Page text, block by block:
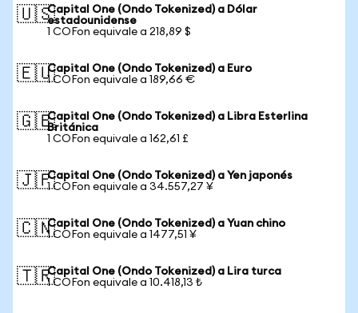
🇺🇸Capital One (Ondo Tokenized) a Dólar
estadounidense
1 COFon equivale a 218,89 $
🇪🇺Capital One (Ondo Tokenized) a Euro
1 COFon equivale a 189,66 €
🇬🇧Capital One (Ondo Tokenized) a Libra Esterlina
Británica
1 COFon equivale a 162,61 £
🇯🇵Capital One (Ondo Tokenized) a Yen japonés
1 COFon equivale a 34.557,27 ¥
🇨🇳Capital One (Ondo Tokenized) a Yuan chino
1 COFon equivale a 1477,51 ¥
🇹🇷Capital One (Ondo Tokenized) a Lira turca
1 COFon equivale a 10.418,13 ₺